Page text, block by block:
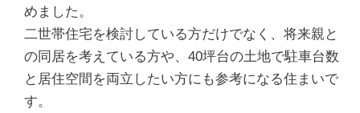
めました。
二世帯住宅を検討している方だけでなく、将来親と
の同居を考えている方や、40坪台の土地で駐車台数
と居住空間を両立したい方にも参考になる住まいで
す。